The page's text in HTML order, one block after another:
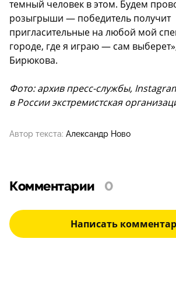
темный человек в этом. Будем
розыгрыши — победитель получит
пригласительные на любой мой
городе, где я играю — сам
Бирюкова.
Фото: архив пресс-службы,
в России экстремистская
Автор текста: Александр Ново
Комментарии 0
Написать